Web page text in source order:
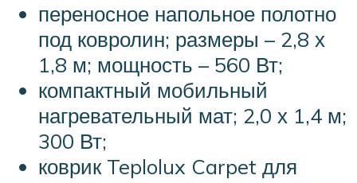
переносное напольное полотно
под ковролин; размеры – 2,8 х
1,8 м; мощность – 560 Вт;
компактный мобильный
нагревательный мат; 2,0 х 1,4 м;
300 Вт;
коврик Teplolux Carpet для